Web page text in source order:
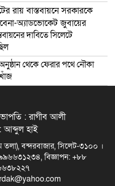
রায় বাস্তবায়নে সরকারকে
অ্যাডভোকেট জুবায়ের
দাবিতে সিলেটে
থেকে ফেরার পথে নৌকা
: রাগীব আলী
আব্দুল হাই
তলা), বন্দরবাজার, সিলেট-৩১০০ ।
বিজ্ঞাপন: +৮৮